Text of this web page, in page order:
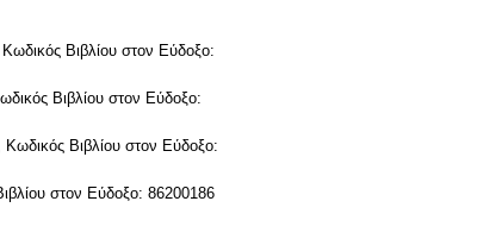
Βιβλίου στον Εύδοξο:
Βιβλίου στον Εύδοξο:
Βιβλίου στον Εύδοξο:
στον Εύδοξο: 86200186